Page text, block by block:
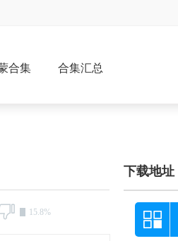
合集 合集汇总
15.8%
下载地址